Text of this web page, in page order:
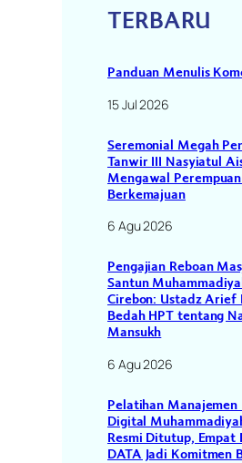
TERBARU
Panduan Menulis
15 Jul 2026
Seremonial Megah
Tanwir III Nasyiatul
Mengawal
Berkemajuan
6 Agu 2026
Pengajian Reboan
Santun
Cirebon: Ustadz Arief
Bedah HPT tentang
Mansukh
6 Agu 2026
Pelatihan Manajemen
Digital
Resmi Ditutup, Empat
DATA Jadi Komitmen